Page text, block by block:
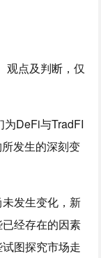
观点及判断，仅
为DeFi与TradFI
发生的深刻变
发生变化，新
经存在的因素
图探究市场走